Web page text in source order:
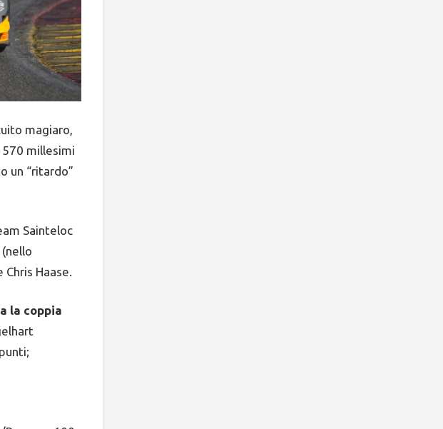
magiaro,
millesimi
un “ritardo”
Sainteloc
Haase.
la coppia